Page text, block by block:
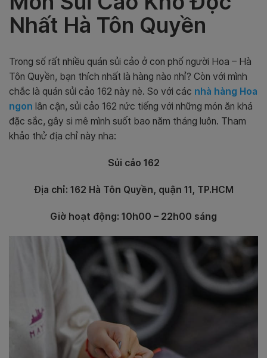
Nhất Hà Tôn Quyền
Trong số rất nhiều quán sủi cảo ở con phố người Hoa – Hà
Tôn Quyền, bạn thích nhất là hàng nào nhỉ? Còn với mình
chắc là quán sủi cảo 162 này nè. So với các nhà hàng Hoa
ngon lân cận, sủi cảo 162 nức tiếng với những món ăn khá
đặc sắc, gây si mê mình suốt bao năm tháng luôn. Tham
khảo thử địa chỉ này nha:
Sủi cảo 162
Địa chỉ: 162 Hà Tôn Quyền, quận 11, TP.HCM
Giờ hoạt động: 10h00 – 22h00 sáng